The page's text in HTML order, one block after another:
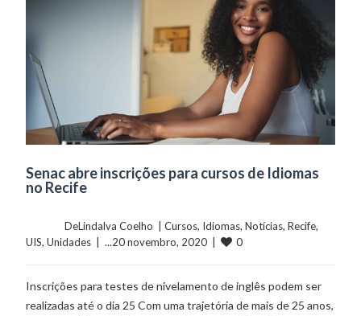
Senac abre inscrições para cursos de Idiomas
no Recife
	    	DeLindalva Coelho  |
Cursos, Idiomas, Notícias, Recife
UIS, Unidades
  |  ...20 novembro, 2020  |
0
Inscrições para testes de nivelamento de inglês podem ser
realizadas até o dia 25 Com uma trajetória de mais de 25 anos,